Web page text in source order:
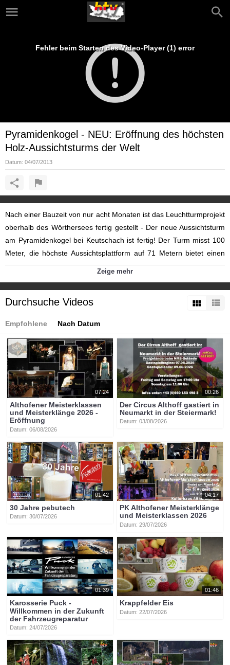
Fehler beim Starten des Video-Player (1) error
Pyramidenkogel - NEU: Eröffnung des höchsten
Holz-Aussichtsturms der Welt
Datum: 04/07/2013
Nach einer Bauzeit von nur acht Monaten ist das Leuchtturmprojekt
oberhalb des Wörthersees fertig gestellt - Der neue Aussichtsturm
am Pyramidenkogel bei Keutschach ist fertig! Der Turm misst 100
Meter, die höchste Aussichtsplattform auf 71 Metern bietet einen
atemberaubenden Blick auf Kärntens Seen und Berge. Zahlreiche
stolz auf ihr Werk. Und die Besucher sind komplett begeistert.
Kategorien:
Themen » Tourismus
Themen » Pyramidenkogel
Tags:
pyramidenkogel
aussichtsturm
Zeige mehr
Durchsuche Videos
Empfohlene Nach Datum
07:24
Althofener Meisterklassen
und Meisterklänge 2026 -
Eröffnung
Datum: 06/08/2026
00:26
Der Circus Althoff gastiert in
Neumarkt in der Steiermark!
Datum: 03/08/2026
01:42
30 Jahre pebutech
Datum: 30/07/2026
04:17
PK Althofener Meisterklänge
und Meisterklassen 2026
Datum: 29/07/2026
01:39
Karosserie Puck -
Willkommen in der Zukunft
der Fahrzeugreparatur
Datum: 24/07/2026
01:46
Krappfelder Eis
Datum: 22/07/2026